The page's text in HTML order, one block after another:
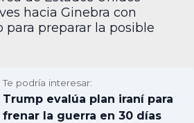
hacia Ginebra con
para preparar la posible
Te podría interesar:
Trump evalúa plan iraní para
frenar la guerra en 30 días